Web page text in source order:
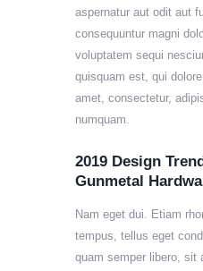
aspernatur aut odit aut
consequuntur magni
voluptatem sequi
quisquam est, qui
amet, consectetur,
numquam.
2019 Design
Gunmetal
Nam eget dui. Etiam
tempus, tellus eget
quam semper libero, sit